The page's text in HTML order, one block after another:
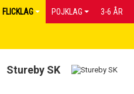
FLICKLAG POJKLAG 3-6 ÅR
Stureby SK